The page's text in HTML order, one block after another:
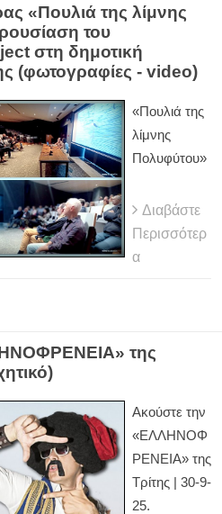
«Πουλιά της λίμνης
του
στη δημοτική
(φωτογραφίες - video)
«Πουλιά της
λίμνης
Πολυφύτου»
Διαβάστε
Περισσότερ
α
της
Ακούστε την
«ΕΛΛΗΝΟΦ
ΡΕΝΕΙΑ» της
Τρίτης | 30-9-
25.